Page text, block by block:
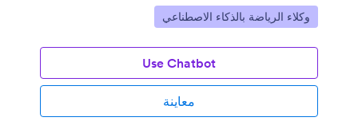
انتقل إلى الفئة:
وكلاء الرياضة بالذكاء الاصطناعي
Use Chatbot
معاينة